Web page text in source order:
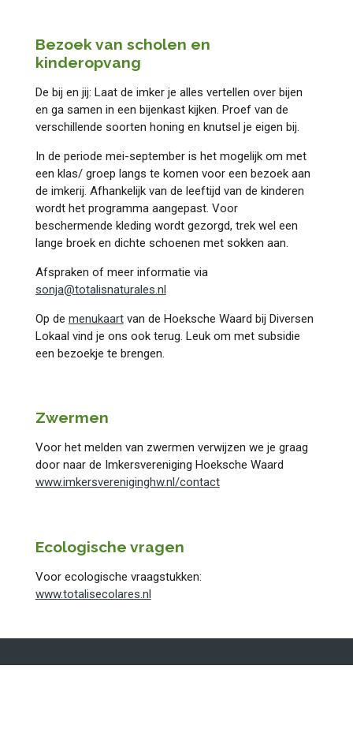
Bezoek van scholen en
kinderopvang
De bij en jij: Laat de imker je alles vertellen over bijen
en ga samen in een bijenkast kijken. Proef van de
verschillende soorten honing en knutsel je eigen bij.
In de periode mei-september is het mogelijk om met
een klas/ groep langs te komen voor een bezoek aan
de imkerij. Afhankelijk van de leeftijd van de kinderen
wordt het programma aangepast. Voor
beschermende kleding wordt gezorgd, trek wel een
lange broek en dichte schoenen met sokken aan.
Afspraken of meer informatie via
sonja@totalisnaturales.nl
Op de menukaartvan de Hoeksche Waard bij Diversen
Lokaal vind je ons ook terug. Leuk om met subsidie
een bezoekje te brengen.
Zwermen
Voor het melden van zwermen verwijzen we je graag
door naar de Imkersvereniging Hoeksche Waard
www.imkersvereniginghw.nl/contact
Ecologische vragen
Voor ecologische vraagstukken:
www.totalisecolares.nl